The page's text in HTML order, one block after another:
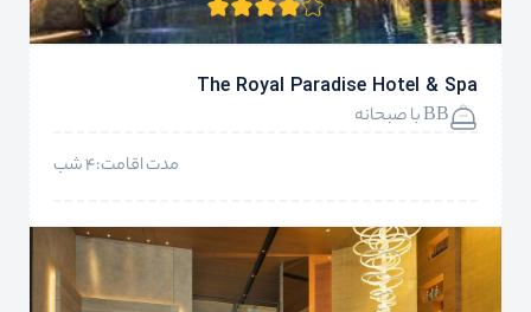
The Royal Paradise Hotel & Spa
BB با صبحانه
مدت اقامت:4 شب